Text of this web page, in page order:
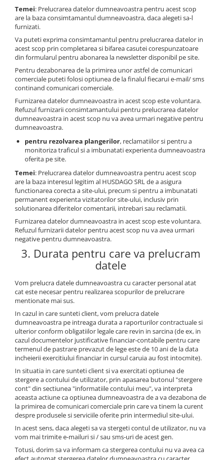
Temei: Prelucrarea datelor dumneavoastra pentru acest scop
are la baza consimtamantul dumneavoastra, daca alegeti sa-l
furnizati.
Va puteti exprima consimtamantul pentru prelucrarea datelor in
acest scop prin completarea si bifarea casutei corespunzatoare
din formularul pentru abonarea la newsletter disponibil pe site.
Pentru dezabonarea de la primirea unor astfel de comunicari
comerciale puteti folosi optiunea de la finalul fiecarui e-mail/ sms
continand comunicari comerciale.
Furnizarea datelor dumneavoastra in acest scop este voluntara.
Refuzul furnizarii consimtamantului pentru prelucrarea datelor
dumneavoastra in acest scop nu va avea urmari negative pentru
dumneavoastra.
pentru rezolvarea plangerilor, reclamatiilor si pentru a
monitoriza traficul si a imbunatati experienta dumneavoastra
oferita pe site.
Temei: Prelucrarea datelor dumneavoastra pentru acest scop
are la baza interesul legitim al HUSDAGO SRL de a asigura
functionarea corecta a site-ului, precum si pentru a imbunatati
permanent experienta vizitatorilor site-ului, inclusiv prin
solutionarea diferitelor comentarii, intrebari sau reclamatii.
Furnizarea datelor dumneavoastra in acest scop este voluntara.
Refuzul furnizarii datelor pentru acest scop nu va avea urmari
negative pentru dumneavoastra.
3. Durata pentru care va prelucram
datele
Vom prelucra datele dumneavoastra cu caracter personal atat
cat este necesar pentru realizarea scopurilor de prelucrare
mentionate mai sus.
In cazul in care sunteti client, vom prelucra datele
dumneavoastra pe intreaga durata a raporturilor contractuale si
ulterior conform obligatiilor legale care revin in sarcina (de ex, in
cazul documentelor justificative financiar-contabile pentru care
termenul de pastrare prevazut de lege este de 10 ani de la data
incheierii exercitiului financiar in cursul caruia au fost intocmite).
In situatia in care sunteti client si va exercitati optiunea de
stergere a contului de utilizator, prin apasarea butonul "stergere
cont" din sectiunea "informatiile contului meu", va interpreta
aceasta actiune ca optiunea dumneavoastra de a va dezabona de
la primirea de comunicari comerciale prin care va tinem la curent
despre produsele si serviciile oferite prin intermediul site-ului.
In acest sens, daca alegeti sa va stergeti contul de utilizator, nu va
vom mai trimite e-mailuri si / sau sms-uri de acest gen.
Totusi, dorim sa va informam ca stergerea contului nu va avea ca